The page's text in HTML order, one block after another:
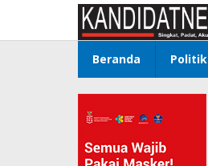
konten
Beranda Politik